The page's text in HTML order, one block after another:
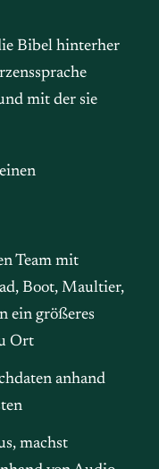
Bibel hinterher
mit der sie
Team mit
Boot, Maultier,
ein größeres
Ort
anhand
machst